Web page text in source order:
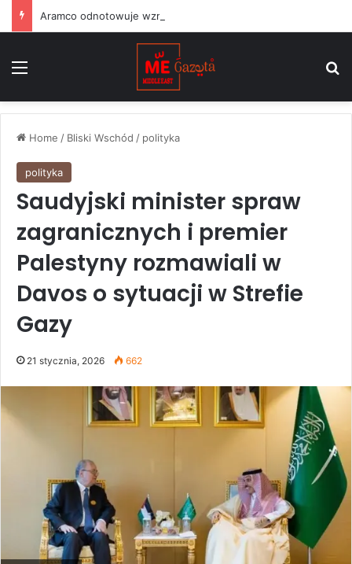
Home / Bliski Wschód / polityka
polityka
Saudyjski minister spraw
zagranicznych i premier
Palestyny rozmawiali w
Davos o sytuacji w Strefie
Gazy
21 stycznia, 2026 662